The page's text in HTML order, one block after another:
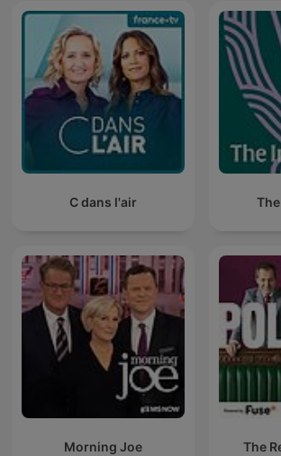
C dans l'air
Morning Joe The